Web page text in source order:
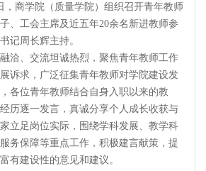
，商学院（质量学院）组织召开青年教师
、工会主席及近五年20余名新进教师参
记周长辉主持。
洽、交流坦诚热烈，聚焦青年教师工作
诉求，广泛征集青年教师对学院建设发
各位青年教师结合自身入职以来的教
历逐一发言，真诚分享个人成长收获与
立足岗位实际，围绕学科发展、教学科
务保障等重点工作，积极建言献策，提
有建设性的意见和建议。